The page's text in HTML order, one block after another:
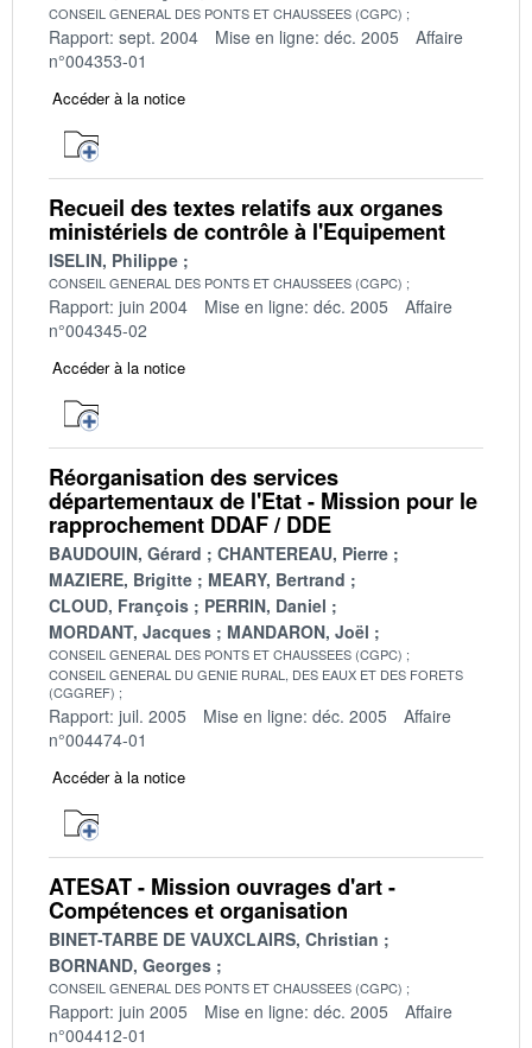
CONSEIL GENERAL DES PONTS ET CHAUSSEES (CGPC)
Rapport: sept. 2004 Mise en ligne: déc. 2005
Affaire
n°004353-01
Accéder à la notice
Recueil des textes relatifs aux organes
ministériels de contrôle à l'Equipement
ISELIN, Philippe
CONSEIL GENERAL DES PONTS ET CHAUSSEES (CGPC)
Rapport: juin 2004 Mise en ligne: déc. 2005
Affaire
n°004345-02
Accéder à la notice
Réorganisation des services
départementaux de l'Etat - Mission pour le
rapprochement DDAF / DDE
BAUDOUIN, Gérard
CHANTEREAU, Pierre
MAZIERE, Brigitte
MEARY, Bertrand
CLOUD, François
PERRIN, Daniel
MORDANT, Jacques
MANDARON, Joël
CONSEIL GENERAL DES PONTS ET CHAUSSEES (CGPC)
CONSEIL GENERAL DU GENIE RURAL, DES EAUX ET DES FORETS
(CGGREF)
Rapport: juil. 2005 Mise en ligne: déc. 2005
Affaire
n°004474-01
Accéder à la notice
ATESAT - Mission ouvrages d'art -
Compétences et organisation
BINET-TARBE DE VAUXCLAIRS, Christian
BORNAND, Georges
CONSEIL GENERAL DES PONTS ET CHAUSSEES (CGPC)
Rapport: juin 2005 Mise en ligne: déc. 2005
Affaire
n°004412-01